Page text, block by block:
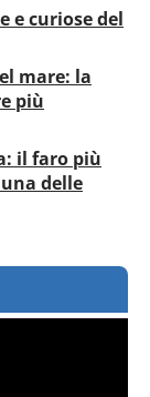
e curiose del
mare: la
più
il faro più
delle